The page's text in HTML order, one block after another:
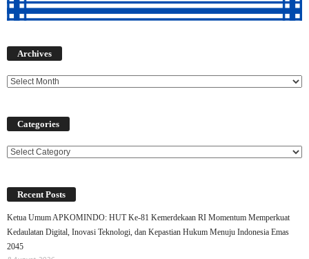
Archives
Categories
Categories
Recent Posts
Ketua Umum APKOMINDO: HUT Ke-81 Kemerdekaan RI Momentum Memperkuat
Kedaulatan Digital, Inovasi Teknologi, dan Kepastian Hukum Menuju Indonesia Emas
2045